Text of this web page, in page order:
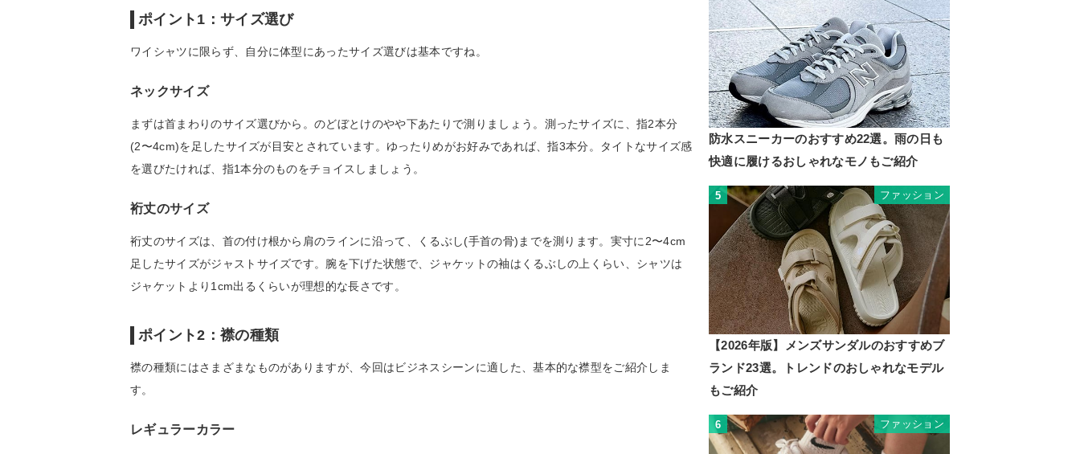
ポイント1：サイズ選び
ワイシャツに限らず、自分に体型にあったサイズ選びは基本ですね。
ネックサイズ
まずは首まわりのサイズ選びから。のどぼとけのやや下あたりで測りましょう。測ったサイズに、指2本分
(2〜4cm)を足したサイズが目安とされています。ゆったりめがお好みであれば、指3本分。タイトなサイズ感
を選びたければ、指1本分のものをチョイスしましょう。
裄丈のサイズ
裄丈のサイズは、首の付け根から肩のラインに沿って、くるぶし(手首の骨)までを測ります。実寸に2〜4cm
足したサイズがジャストサイズです。腕を下げた状態で、ジャケットの袖はくるぶしの上くらい、シャツは
ジャケットより1cm出るくらいが理想的な長さです。
ポイント2：襟の種類
襟の種類にはさまざまなものがありますが、今回はビジネスシーンに適した、基本的な襟型をご紹介しま
す。
レギュラーカラー
防水スニーカーのおすすめ22選。雨の日も
快適に履けるおしゃれなモノもご紹介
5 ファッション
【2026年版】メンズサンダルのおすすめブ
ランド23選。トレンドのおしゃれなモデル
もご紹介
6 ファッション